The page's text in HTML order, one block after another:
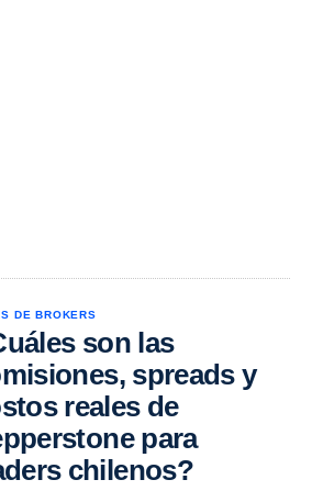
DE BROKERS
son las
spreads y
reales de
para
chilenos?